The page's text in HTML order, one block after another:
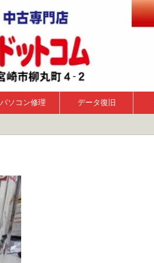
パソコン修理 データ復旧